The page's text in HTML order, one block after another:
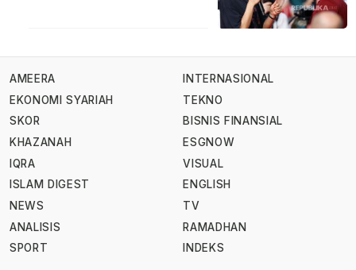
AMEERA
EKONOMI SYARIAH
SKOR
KHAZANAH
IQRA
ISLAM DIGEST
NEWS
ANALISIS
SPORT
INTERNASIONAL
TEKNO
BISNIS FINANSIAL
ESGNOW
VISUAL
ENGLISH
TV
RAMADHAN
INDEKS